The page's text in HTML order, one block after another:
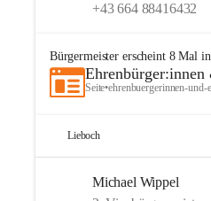
+43 664 88416432
Bürgermeister erscheint 8Mal
Seite•ehrenbuergerinnen-und-
Lieboch
Michael Wippel